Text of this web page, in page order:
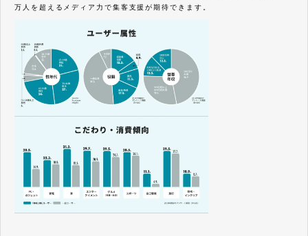
万人を超えるメディア力で集客支援が期待できます。